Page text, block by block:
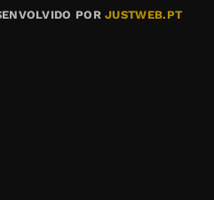
PORJUSTWEB.PT